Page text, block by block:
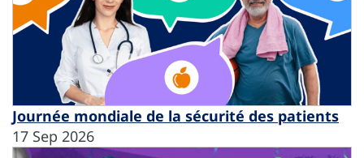
Journée mondiale de la sécurité des patients
17 Sep 2026